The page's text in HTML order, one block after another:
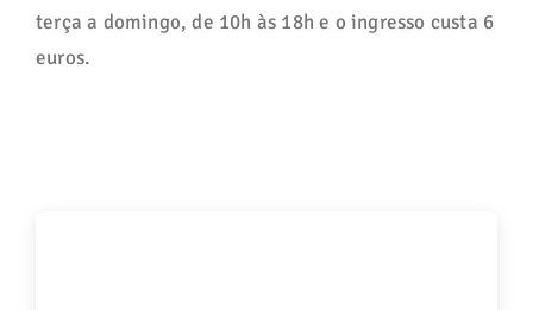
terça a domingo, de 10h às 18h e o ingresso custa 6
euros.